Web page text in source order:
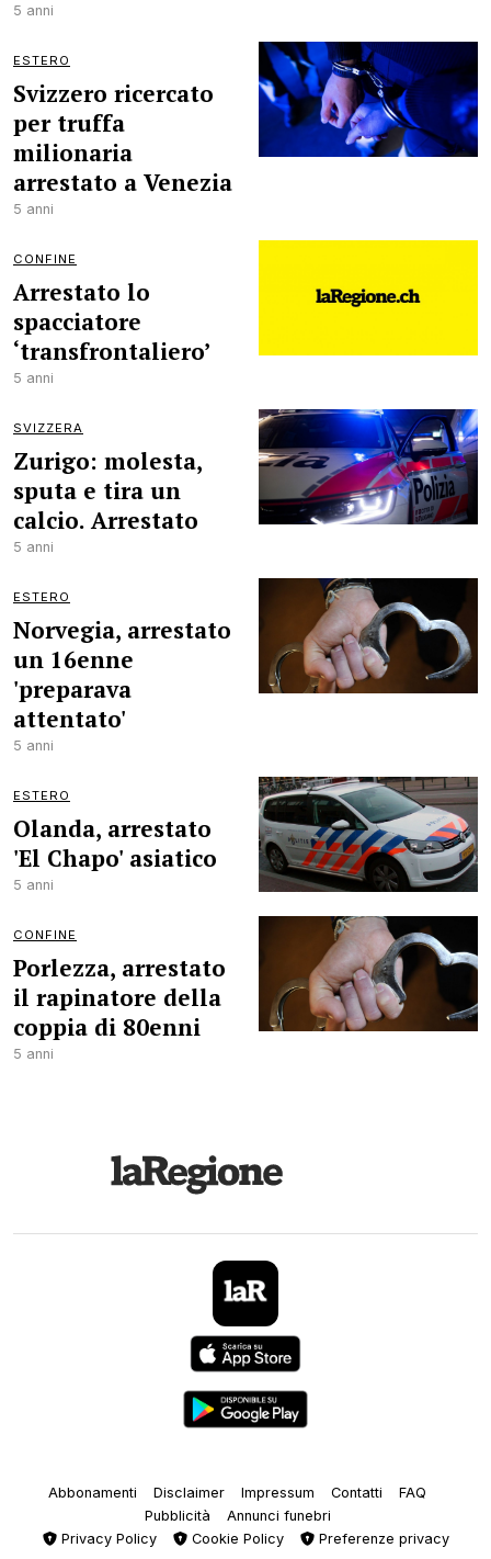
5 anni
ESTERO
Svizzero ricercato
per truffa
milionaria
arrestato a Venezia
5 anni
CONFINE
Arrestato lo
spacciatore
‘transfrontaliero’
5 anni
SVIZZERA
Zurigo: molesta,
sputa e tira un
calcio. Arrestato
5 anni
ESTERO
Norvegia, arrestato
un 16enne
'preparava
attentato'
5 anni
ESTERO
Olanda, arrestato
'El Chapo' asiatico
5 anni
CONFINE
Porlezza, arrestato
il rapinatore della
coppia di 80enni
5 anni
Abbonamenti Disclaimer Impressum Contatti
FAQ
Pubblicità
Annunci funebri
Privacy Policy
Cookie Policy Preferenze privacy